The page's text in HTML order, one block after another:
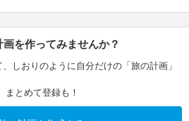
を作ってみませんか？
しおりのように自分だけの「旅の計画」
まとめて登録も！